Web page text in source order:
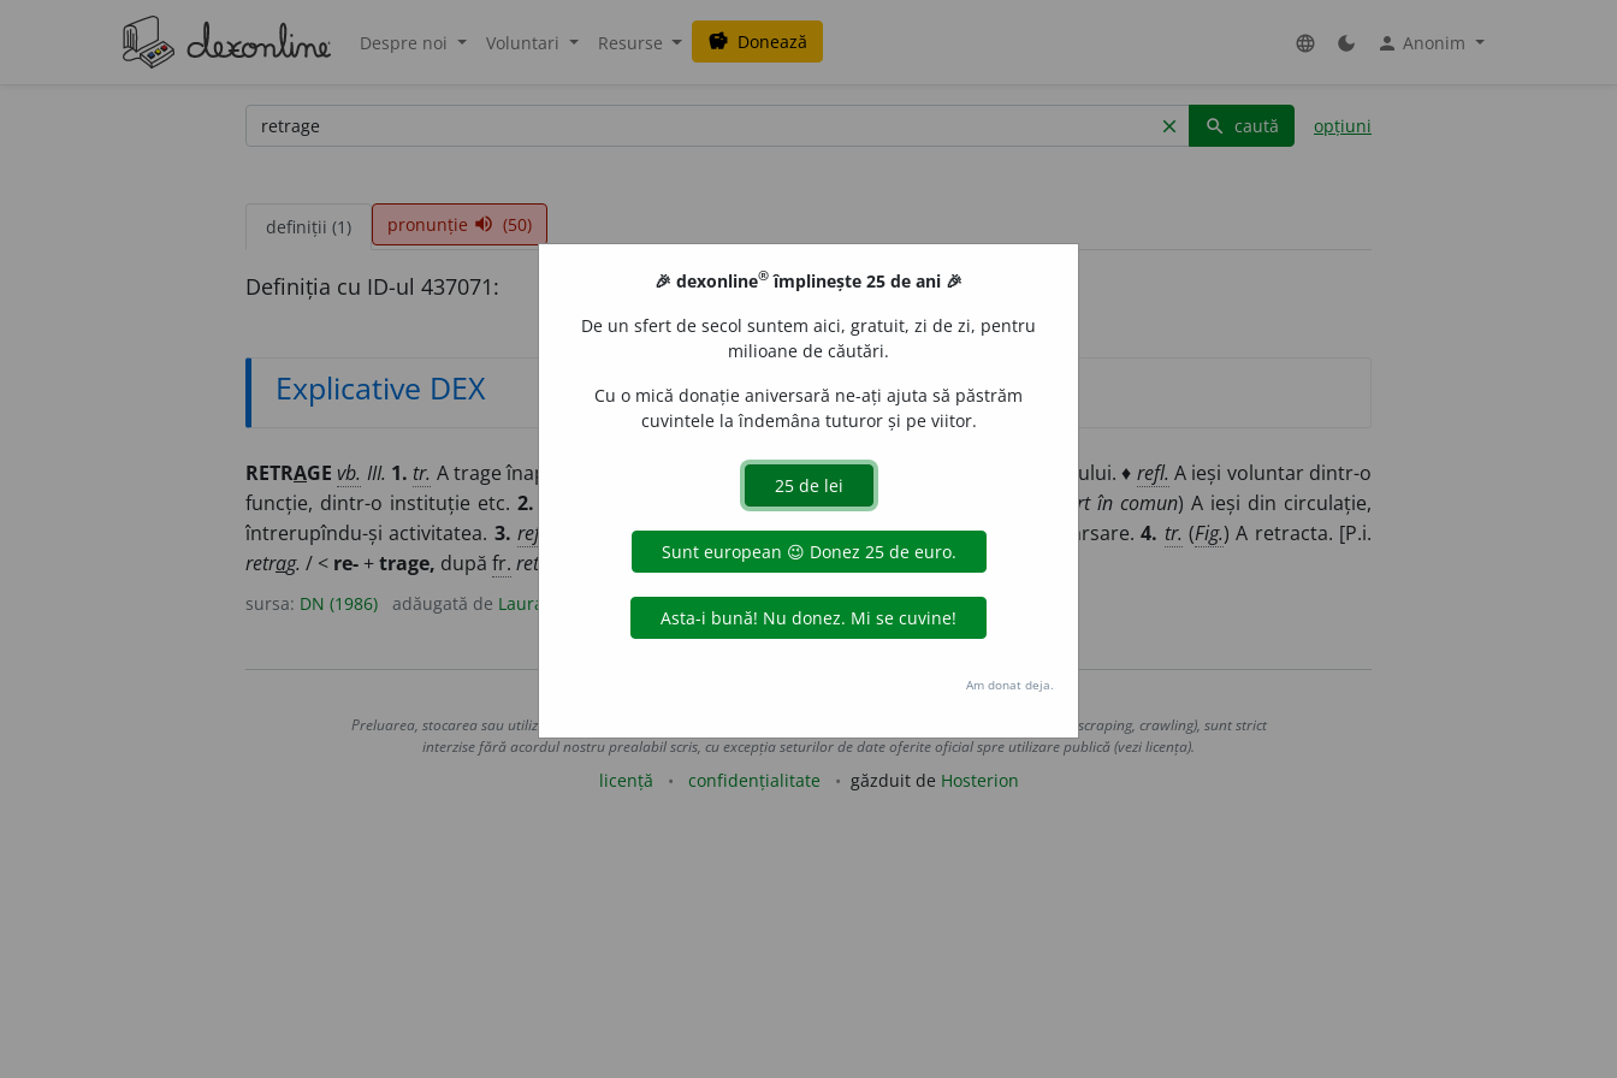
Despre noi Voluntari Resurse savings Donează language dark_mode person Anonim
clear search caută opțiuni
definiții (1) pronunție volume_up (50)
Definiția cu ID-ul 437071:
Explicative DEX
RETRAGE vb. III. 1. tr. A trage înapoi; a lua înapoi ceva. ♦refl.A părăsi pozițiile din fața inamicului. ♦ refl. A ieși voluntar dintr-o
funcție, dintr-o instituție etc.2. A merge înapoi, a pleca. ♦ (Despre mijloace de transport în comun) A ieși din circulație,
întrerupîndu-și activitatea. 3. refl. Despre ape curgătoare) A intra din nou în albie după revărsare.4. tr. (Fig.) A retracta. [P.i.
retrag. / < re-+trage, după fr. retirer
sursa: DN (1986) adăugată de LauraGellner acțiuni
Preluarea, stocarea sau utilizarea datelor de pe acest site, inclusiv prin orice metode de extragere automată (web scraping, crawling), sunt strict
interzise fără acordul nostru prealabil scris, cu excepția seturilor de date oferite oficial spre utilizare publică (vezi licența).
licență confidențialitate găzduit de Hosterion
🎉 dexonline® împlinește 25 de ani 🎉
De un sfert de secol suntem aici, gratuit, zi de zi, pentru
milioane de căutări.
Cu o mică donație aniversară ne-ați ajuta să păstrăm
cuvintele la îndemâna tuturor și pe viitor.
Am donat deja.